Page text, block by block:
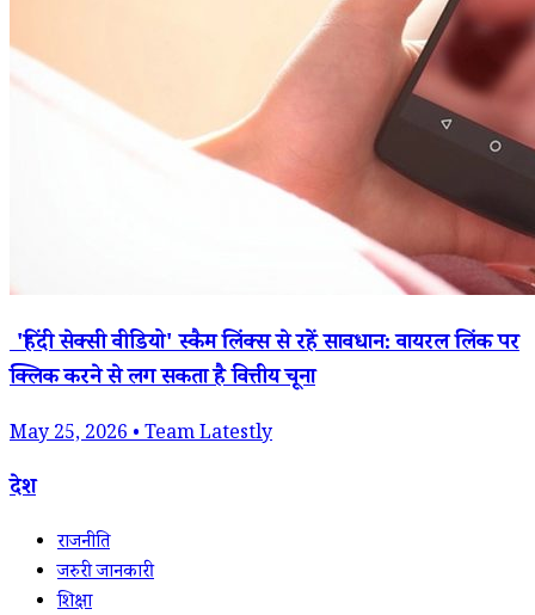
'हिंदी सेक्सी वीडियो' स्कैम लिंक्स से रहें सावधान: वायरल लिंक पर
क्लिक करने से लग सकता है वित्तीय चूना
May 25, 2026 • Team Latestly
देश
राजनीति
जरुरी जानकारी
शिक्षा